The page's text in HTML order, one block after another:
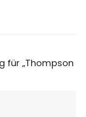
für „Thompson